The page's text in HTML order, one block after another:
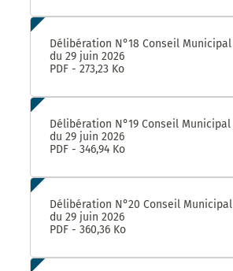
Délibération N°18 Conseil Municipal
du 29 juin 2026
PDF - 273,23 Ko
Délibération N°19 Conseil Municipal
du 29 juin 2026
PDF - 346,94 Ko
Délibération N°20 Conseil Municipal
du 29 juin 2026
PDF - 360,36 Ko